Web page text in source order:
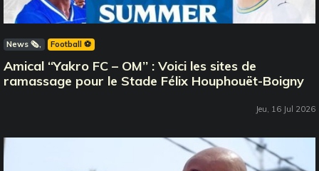
News 🗞️ Football ⚽️
Amical ‘‘Yakro FC – OM’’ : Voici les sites de
ramassage pour le Stade Félix Houphouët-Boigny
Jeu, 16 Jul 2026